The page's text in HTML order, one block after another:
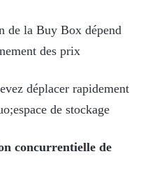
de la Buy Box dépend
des prix
déplacer rapidement
de stockage
concurrentielle de